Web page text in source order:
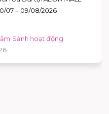
08/2026
hoạt động